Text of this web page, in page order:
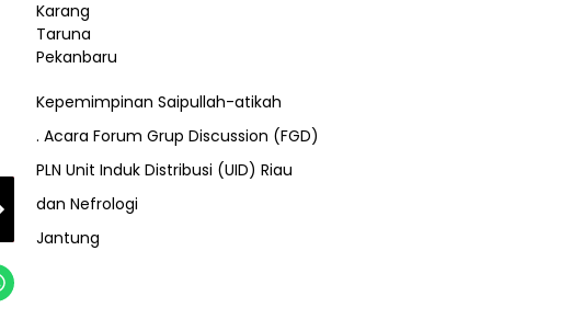
Kepemimpinan Saipullah-atikah
. Acara Forum Grup Discussion (FGD)
PLN Unit Induk Distribusi (UID) Riau
dan Nefrologi
Jantung